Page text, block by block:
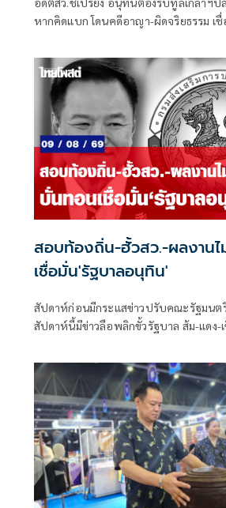
หากคิดแบก โดนคดีอาญา-ผิดจริยธรรม เชื่
สอบท้องถิ่น-ฮั้วสว.-ผลงาน
เชื่อมั่น'รัฐบาลอนุทิน'
สัปดาห์ก่อนมีกระแสข่าวปรับคณะรัฐมนต
สัปดาห์นี้มีข่าวลือพลิกขั้วรัฐบาล ส้ม-แดง-